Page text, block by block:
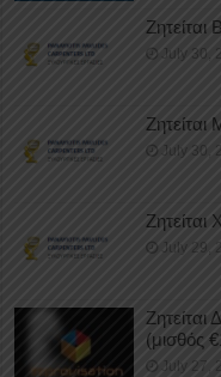
July 30,
July 30,
July 29,
Ζητείται
(μισθός
July 27,